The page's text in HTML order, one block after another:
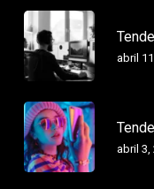
abril
abril 3,